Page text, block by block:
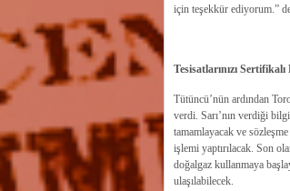
için teşekkür ediyorum.”
Tesisatlarınızı
Tütüncü’nün ardından
verdi. Sarı’nın verdiği
tamamlayacak ve
işlemi yaptırılacak. Son
doğalgaz kullanmaya
ulaşılabilecek.